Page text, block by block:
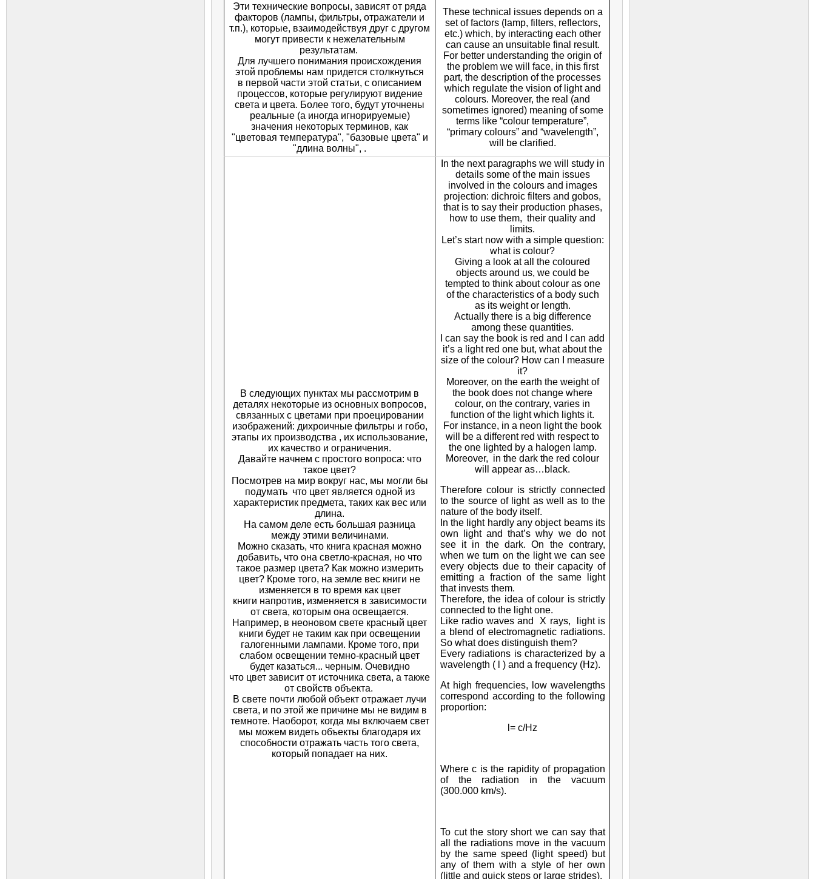
Эти технические вопросы, зависят от ряда
факторов (лампы, фильтры, отражатели и
т.п.), которые, взаимодействуя друг с другом
могут привести к нежелательным
результатам.
Для лучшего понимания происхождения
этой проблемы нам придется столкнуться
в первой части этой статьи, с описанием
процессов, которые регулируют видение
света и цвета. Более того, будут уточнены
реальные (а иногда игнорируемые)
значения некоторых терминов, как
"цветовая температура", "базовые цвета" и
"длина волны", .
These technical issues depends on a
set of factors (lamp, filters, reflectors,
etc.) which, by interacting each other
can cause an unsuitable final result.
For better understanding the origin of
the problem we will face, in this first
part, the description of the processes
which regulate the vision of light and
colours. Moreover, the real (and
sometimes ignored) meaning of some
terms like “colour temperature”,
“primary colours” and “wavelength”,
will be clarified.
В следующих пунктах мы рассмотрим в
деталях некоторые из основных вопросов,
связанных с цветами при проецировании
изображений: дихроичные фильтры и гобо,
этапы их производства , их использование,
их качество и ограничения.
Давайте начнем с простого вопроса: что
такое цвет?
Посмотрев на мир вокруг нас, мы могли бы
подумать что цвет является одной из
характеристик предмета, таких как вес или
длина.
На самом деле есть большая разница
между этими величинами.
Можно сказать, что книга красная можно
добавить, что она светло-красная, но что
такое размер цвета? Как можно измерить
цвет? Кроме того, на земле вес книги не
изменяется в то время как цвет
книги напротив, изменяется в зависимости
от света, которым она освещается.
Например, в неоновом свете красный цвет
книги будет не таким как при освещении
галогенными лампами. Кроме того, при
слабом освещении темно-красный цвет
будет казаться... черным. Очевидно
что цвет зависит от источника света, а также
от свойств объекта.
В свете почти любой объект отражает лучи
света, и по этой же причине мы не видим в
темноте. Наоборот, когда мы включаем свет
мы можем видеть объекты благодаря их
способности отражать часть того света,
который попадает на них.
In the next paragraphs we will study in
details some of the main issues
involved in the colours and images
projection: dichroic filters and gobos,
that is to say their production phases,
how to use them, their quality and
limits.
Let’s start now with a simple question:
what is colour?
Giving a look at all the coloured
objects around us, we could be
tempted to think about colour as one
of the characteristics of a body such
as its weight or length.
Actually there is a big difference
among these quantities.
I can say the book is red and I can add
it’s a light red one but, what about the
size of the colour? How can I measure
it?
Moreover, on the earth the weight of
the book does not change where
colour, on the contrary, varies in
function of the light which lights it.
For instance, in a neon light the book
will be a different red with respect to
the one lighted by a halogen lamp.
Moreover, in the dark the red colour
will appear as…black.
Therefore colour is strictly connected
to the source of light as well as to the
nature of the body itself.
In the light hardly any object beams its
own light and that’s why we do not
see it in the dark. On the contrary,
when we turn on the light we can see
every objects due to their capacity of
emitting a fraction of the same light
that invests them.
Therefore, the idea of colour is strictly
connected to the light one.
Like radio waves and X rays, light is
a blend of electromagnetic radiations.
So what does distinguish them?
Every radiations is characterized by a
wavelength ( l ) and a frequency (Hz).
At high frequencies, low wavelengths
correspond according to the following
proportion:
l= c/Hz
Where c is the rapidity of propagation
of the radiation in the vacuum
(300.000 km/s).
To cut the story short we can say that
all the radiations move in the vacuum
by the same speed (light speed) but
any of them with a style of her own
(little and quick steps or large strides).